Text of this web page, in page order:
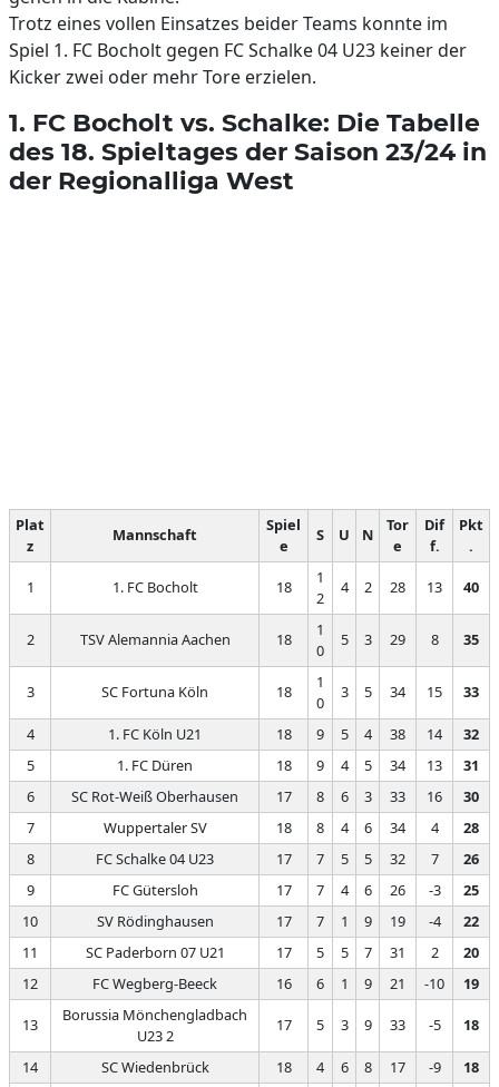
Trotz eines vollen Einsatzes beider Teams konnte im
Spiel 1. FC Bocholt gegen FC Schalke 04 U23 keiner der
Kicker zwei oder mehr Tore erzielen.
1. FC Bocholt vs. Schalke: Die Tabelle
des 18. Spieltages der Saison 23/24 in
der Regionalliga West
Plat
z
Mannschaft
Spiel
e
S U N
Tor
e
Dif
f.
Pkt
.
1 1. FC Bocholt 18
1
2
4 2 28 13 40
2 TSV Alemannia Aachen 18
1
0
5 3 29 8 35
3 SC Fortuna Köln 18
1
0
3 5 34 15 33
4 1. FC Köln U21 18 9 5 4 38 14
32
5
1. FC Düren 18 9 4 5 34 13
31
6
SC Rot-Weiß Oberhausen 17 8 6 3 33 16
30
7
Wuppertaler SV 18 8 4 6 34 4
28
8
FC Schalke 04 U23 17 7 5 5 32 7
26
9
FC Gütersloh 17 7 4 6 26 -3
25
10
SV Rödinghausen 17 7 1 9 19 -4
22
11
SC Paderborn 07 U21 17 5 5 7 31 2
20
12
FC Wegberg-Beeck 16 6 1 9 21 -10 19
13
Borussia Mönchengladbach
U23 2
17 5 3 9 33 -5 18
14 SC Wiedenbrück 18 4 6 8 17 -9
18